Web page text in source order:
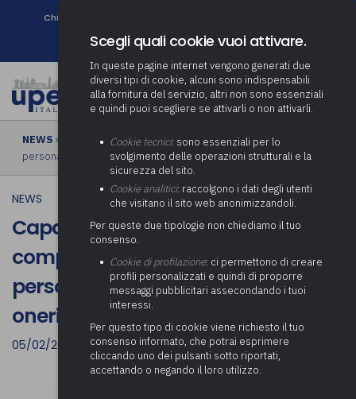
Chi siamo
Newsletter
NEWS › Capacità assunzionali, nel computo della personale di
personale anche il rimborso degli oneri correlati al comando
NEWS
Capacità assunzionali, nel
computo della personale di
personale anche il rimborso degli
oneri correlati al comando
05/02/2022
Scegli quali cookie vuoi attivare.
In queste pagine internet vengono generati due
diversi tipi di cookie, alcuni sono indispensabili
alla fornitura del servizio, altri non sono essenziali
e quindi puoi scegliere se attivarli o non attivarli.
Cookie tecnici: sono essenziali per lo
svolgimento delle operazioni strutturali e la
sicurezza del sito.
Cookie analitici: raccolgono i dati degli utenti
che visitano il sito web anonimizzandoli.
Per queste due tipologie non chiediamo il tuo
consenso.
Cookie di profilazione: ci permettono di creare
profili personalizzati e quindi di proporre
messaggi pubblicitari assecondando i tuoi
interessi.
Per questo tipo di cookie viene richiesto il tuo
consenso informato, che potrai esprimere
cliccando uno dei pulsanti sotto riportati,
accettando o negando il loro utilizzo.